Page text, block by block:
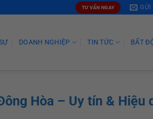
TƯ VẤN NGAY GỬI
DOANH NGHIỆP TIN TỨC BẤT
Hòa – Uy tín & Hiệu